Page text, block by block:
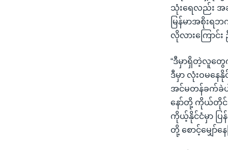
သုံးရေလည်း အ
မြန်မာအစိုး
လိုလားကြောင်း
“ဒီမှာရှိတဲ့လူတွေ
ဒီမှာ လုံးဝမနေ
အင်မတန်ခက်ခဲပ
နော်တို့ ကိုယ်တိုင်ဒီ
ကိုယ့်နိုင်ငံမှာ ပြ
တို့ စောင့်မျှော်န